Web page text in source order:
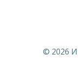
© 2026